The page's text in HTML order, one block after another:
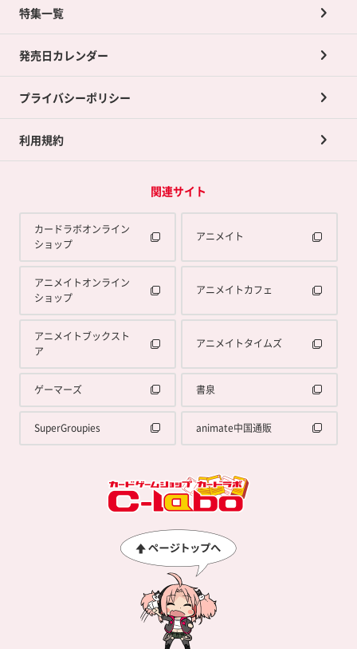
ネット買取について
買取承諾書について
ポイントカードTOP
ポイント交換景品
特集一覧
発売日カレンダー
プライバシーポリシー
利用規約
関連サイト
カードラボオンライン
ショップ
アニメイト
アニメイトオンライン
ショップ
アニメイトカフェ
アニメイトブックスト
ア
アニメイトタイムズ
ゲーマーズ 書泉
SuperGroupies animate中国通販